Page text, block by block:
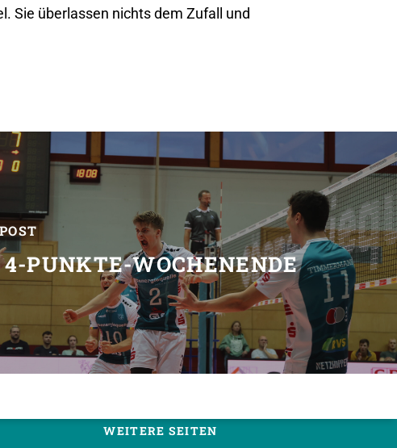
Sie überlassen nichts dem Zufall und
4-PUNKTE-WOCHENENDE
WEITERE SEITEN